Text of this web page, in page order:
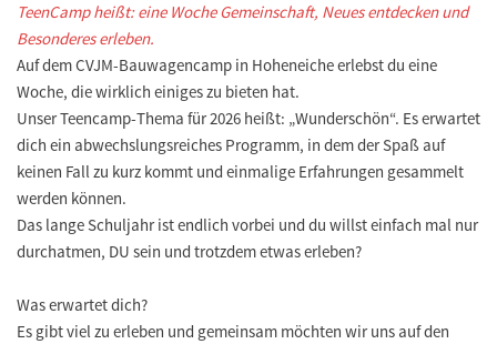
TeenCamp heißt: eine Woche Gemeinschaft, Neues entdecken und
Besonderes erleben.
Auf dem CVJM-Bauwagencamp in Hoheneiche erlebst du eine
Woche, die wirklich einiges zu bieten hat.
Unser Teencamp-Thema für 2026 heißt: „Wunderschön“. Es erwartet
dich ein abwechslungsreiches Programm, in dem der Spaß auf
keinen Fall zu kurz kommt und einmalige Erfahrungen gesammelt
werden können.
Das lange Schuljahr ist endlich vorbei und du willst einfach mal nur
durchatmen, DU sein und trotzdem etwas erleben?
Was erwartet dich?
Es gibt viel zu erleben und gemeinsam möchten wir uns auf den